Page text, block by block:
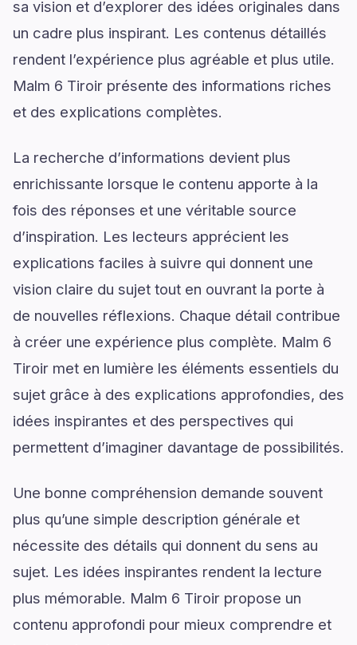
sa vision et d’explorer des idées originales dans
un cadre plus inspirant. Les contenus détaillés
rendent l’expérience plus agréable et plus utile.
Malm 6 Tiroir présente des informations riches
et des explications complètes.
La recherche d’informations devient plus
enrichissante lorsque le contenu apporte à la
fois des réponses et une véritable source
d’inspiration. Les lecteurs apprécient les
explications faciles à suivre qui donnent une
vision claire du sujet tout en ouvrant la porte à
de nouvelles réflexions. Chaque détail contribue
à créer une expérience plus complète. Malm 6
Tiroir met en lumière les éléments essentiels du
sujet grâce à des explications approfondies, des
idées inspirantes et des perspectives qui
permettent d’imaginer davantage de possibilités.
Une bonne compréhension demande souvent
plus qu’une simple description générale et
nécessite des détails qui donnent du sens au
sujet. Les idées inspirantes rendent la lecture
plus mémorable. Malm 6 Tiroir propose un
contenu approfondi pour mieux comprendre et